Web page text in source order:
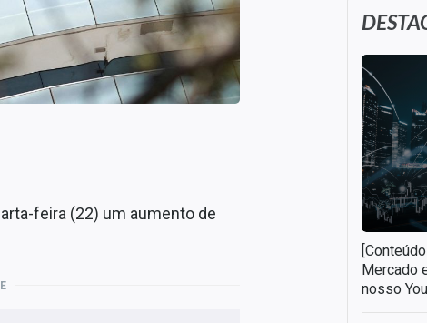
feira (22) um aumento de
Mercado
nosso